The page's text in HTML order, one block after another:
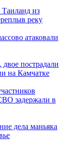
Таиланд из
реку
атаковали
пострадали
на Камчатке
задержали в
дела маньяка